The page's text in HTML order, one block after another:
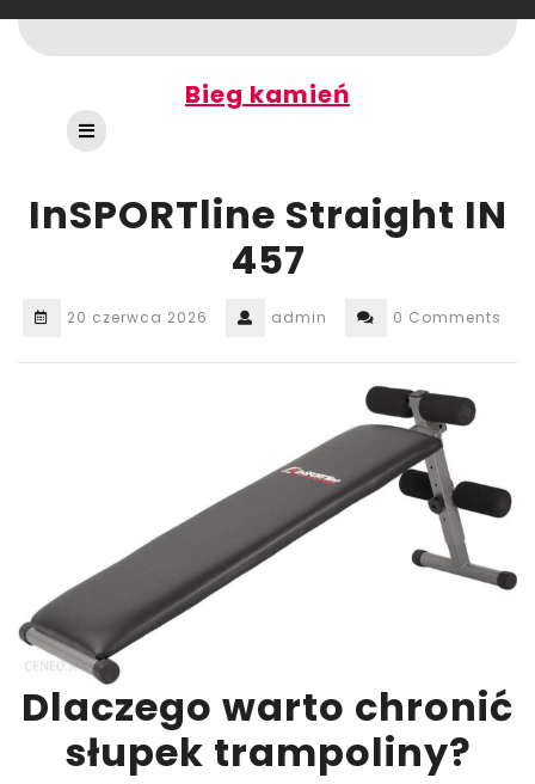
to
content
Bieg kamień
Open
Button
InSPORTline Straight IN
457
20 czerwca 2026 admin 0 Comments
Dlaczego warto chronić
słupek trampoliny?